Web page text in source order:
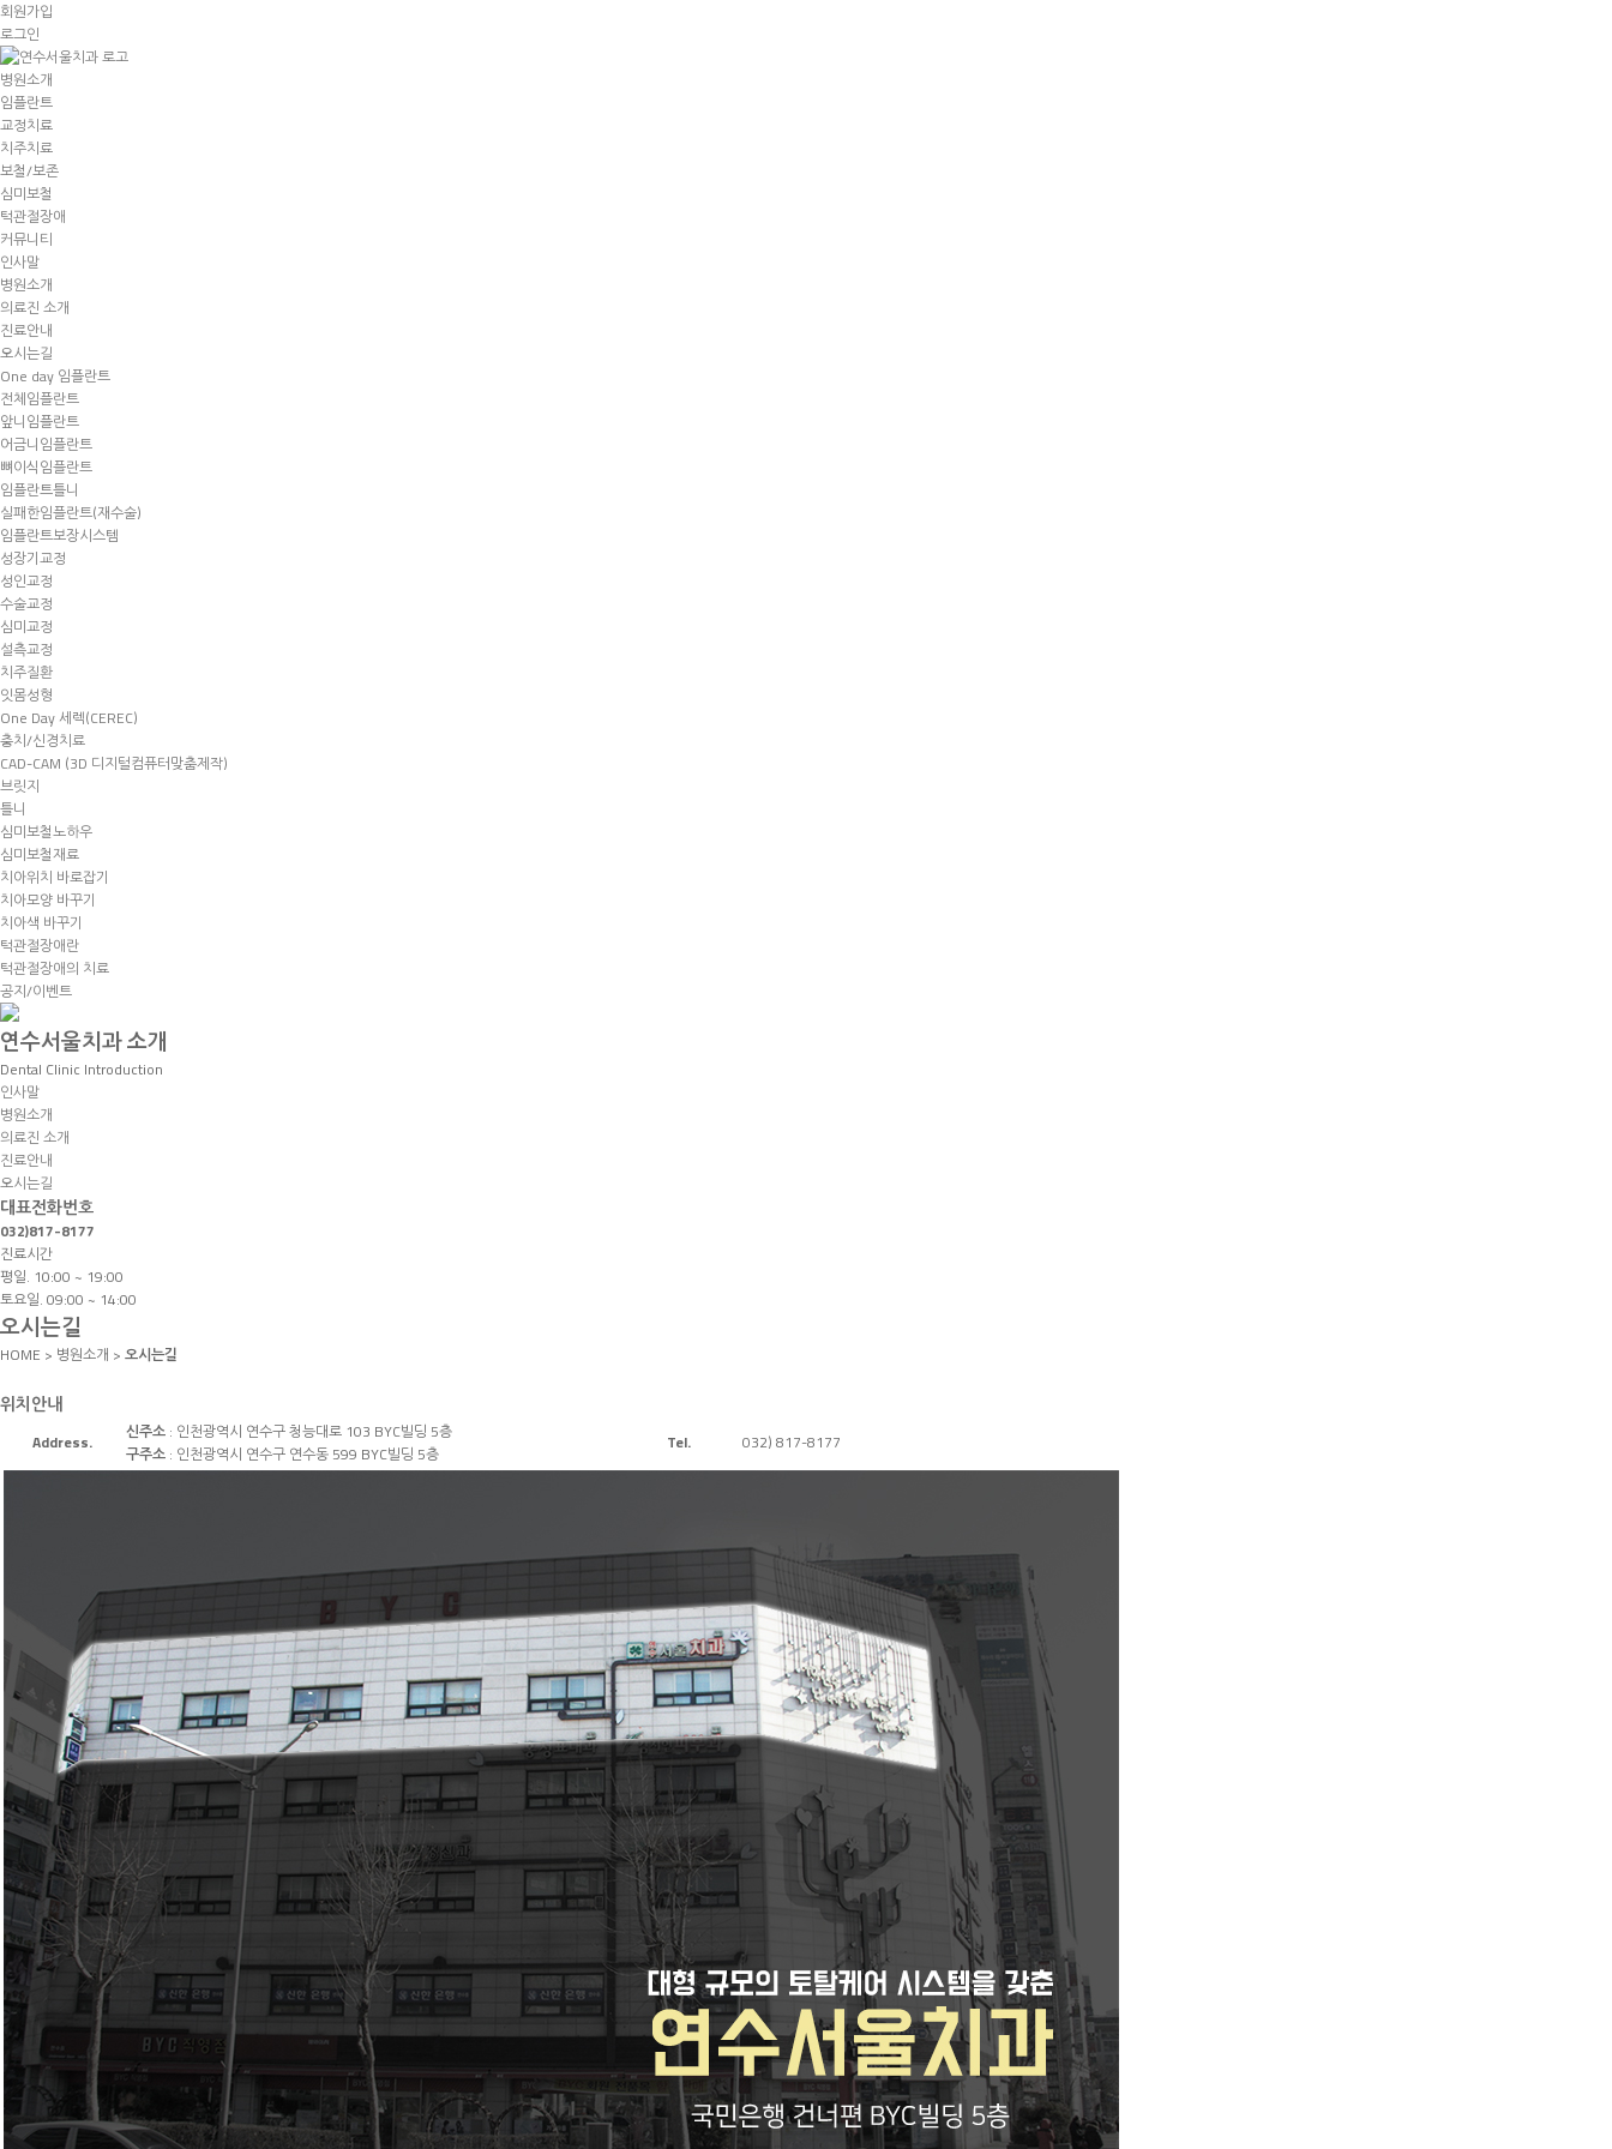
회원가입
로그인
병원소개
임플란트
교정치료
치주치료
보철/보존
심미보철
턱관절장애
커뮤니티
인사말
병원소개
의료진 소개
진료안내
오시는길
One day 임플란트
전체임플란트
앞니임플란트
어금니임플란트
뼈이식임플란트
임플란트틀니
실패한임플란트(재수술)
임플란트보장시스템
성장기교정
성인교정
수술교정
심미교정
설측교정
치주질환
잇몸성형
One Day 세렉(CEREC)
충치/신경치료
CAD-CAM (3D 디지털컴퓨터맞춤제작)
브릿지
틀니
심미보철노하우
심미보철재료
치아위치 바로잡기
치아모양 바꾸기
치아색 바꾸기
턱관절장애란
턱관절장애의 치료
공지/이벤트
연수서울치과 소개
Dental Clinic Introduction
인사말
병원소개
의료진 소개
진료안내
오시는길
대표전화번호
032)817-8177
진료시간
평일. 10:00 ~ 19:00
토요일. 09:00 ~ 14:00
오시는길
HOME > 병원소개 > 오시는길
위치안내
Address. 신주소 : 인천광역시 연수구 청능대로 103 BYC빌딩 5층
구주소 : 인천광역시 연수구 연수동 599 BYC빌딩 5층
Tel. 032) 817-8177